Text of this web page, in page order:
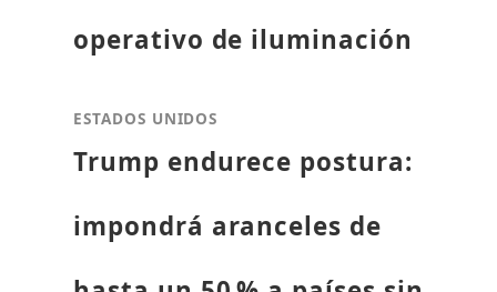
operativo de iluminación
ESTADOS UNIDOS
Trump endurece postura:
impondrá aranceles de